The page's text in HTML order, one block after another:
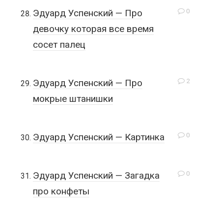
0
Эдуард Успенский — Про
девочку которая все время
сосет палец
2
Эдуард Успенский — Про
мокрые штанишки
0
Эдуард Успенский — Картинка
0
Эдуард Успенский — Загадка
про конфеты